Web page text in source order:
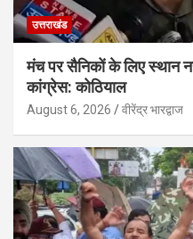
उत्तराखंड
मंच पर सैनिकों के लिए स्थान
कांग्रेस: कोठियाल
August 6, 2026 वीरेंद्र भारद्वाज